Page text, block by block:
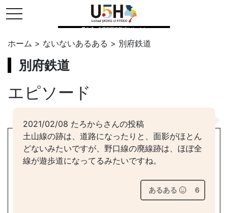
toggle navigation
県公式・兵庫五国連邦プロジェクト
ホーム > ないないあるある > 別府鉄道
別府鉄道
エピソード
2021/02/08 たろからさんの投稿
土山線の跡は、道路になったりと、面影がほとん
どないみたいですが、野口線の廃線跡は、ほぼ全
線が遊歩道になってるみたいですね。
あるある 6